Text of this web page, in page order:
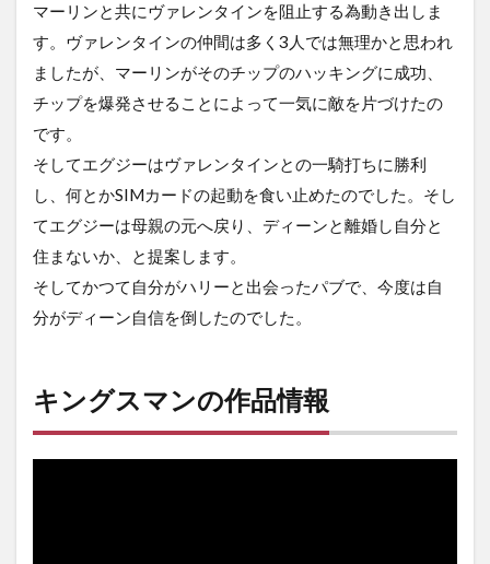
マーリンと共にヴァレンタインを阻止する為動き出しま
す。ヴァレンタインの仲間は多く3人では無理かと思われ
ましたが、マーリンがそのチップのハッキングに成功、
チップを爆発させることによって一気に敵を片づけたの
です。
そしてエグジーはヴァレンタインとの一騎打ちに勝利
し、何とかSIMカードの起動を食い止めたのでした。そし
てエグジーは母親の元へ戻り、ディーンと離婚し自分と
住まないか、と提案します。
そしてかつて自分がハリーと出会ったパブで、今度は自
分がディーン自信を倒したのでした。
キングスマンの作品情報